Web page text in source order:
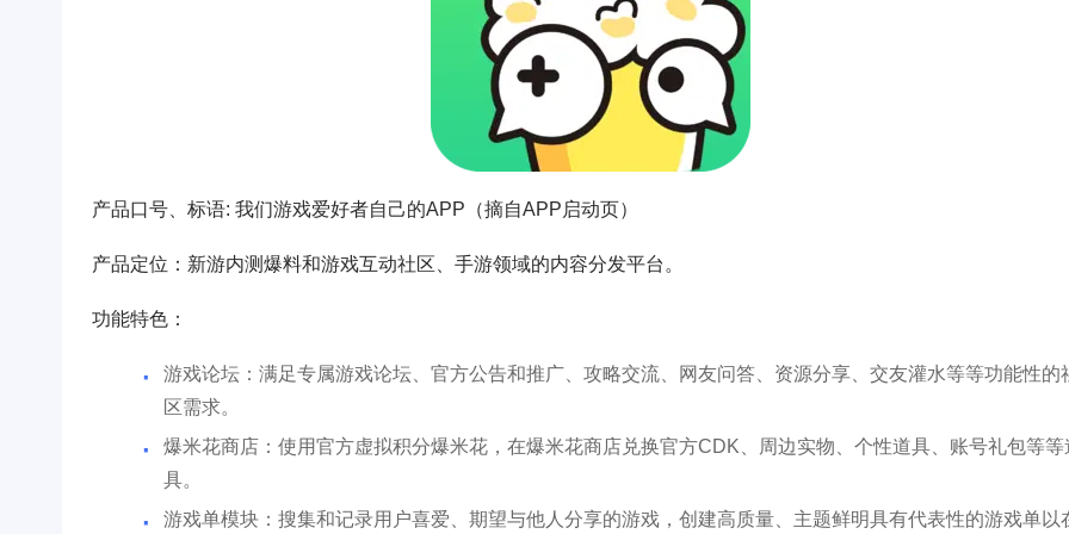
产品口号、标语: 我们游戏爱好者自己的APP（摘自APP启动页）
产品定位：新游内测爆料和游戏互动社区、手游领域的内容分发平台。
功能特色：
游戏论坛：满足专属游戏论坛、官方公告和推广、攻略交流、网友问答、资源分享、交友灌水等等功能性的
区需求。
爆米花商店：使用官方虚拟积分爆米花，在爆米花商店兑换官方CDK、周边实物、个性道具、账号礼包等等
具。
游戏单模块：搜集和记录用户喜爱、期望与他人分享的游戏，创建高质量、主题鲜明具有代表性的游戏单以